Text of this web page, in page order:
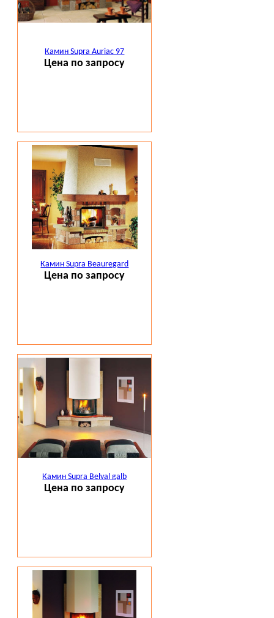
Камин Supra Auriac 97
Цена по запросу
Камин Supra Beauregard
Цена по запросу
Камин Supra Belval galb
Цена по запросу